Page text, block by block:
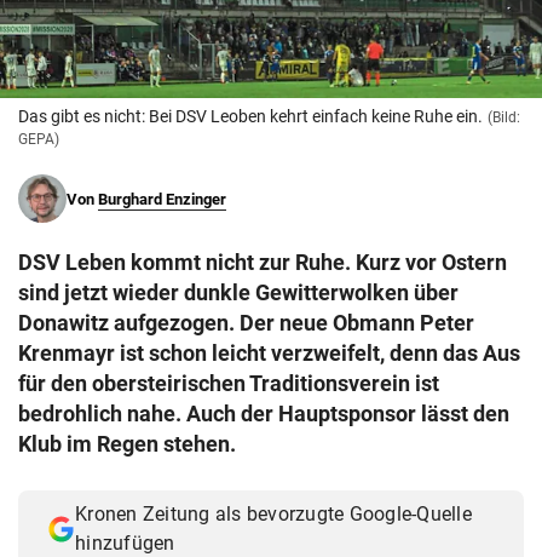
© Krone Multimedia GmbH & Co KG 2026
Muthgasse 2, 1190 Wien
Das gibt es nicht: Bei DSV Leoben kehrt einfach keine Ruhe ein. (Bild:
GEPA)
Von Burghard Enzinger
DSV Leben kommt nicht zur Ruhe. Kurz vor Ostern
sind jetzt wieder dunkle Gewitterwolken über
Donawitz aufgezogen. Der neue Obmann Peter
Krenmayr ist schon leicht verzweifelt, denn das Aus
für den obersteirischen Traditionsverein ist
bedrohlich nahe. Auch der Hauptsponsor lässt den
Klub im Regen stehen.
Kronen Zeitung als bevorzugte Google-Quelle
hinzufügen